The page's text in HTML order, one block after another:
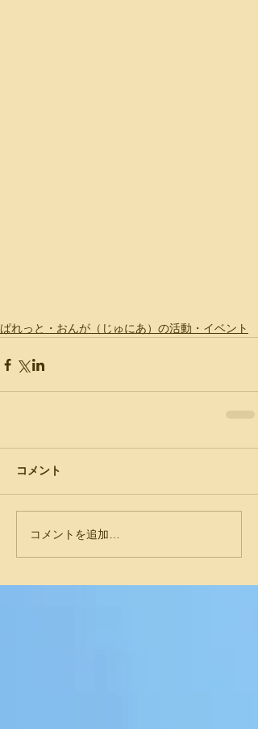
ぱれっと・おんが（じゅにあ）の活動・イベント
コメント
コメントを追加…